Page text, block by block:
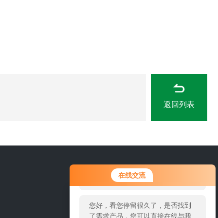
在线交流
您好！欢迎前来咨询，很高兴为您
服务，请问您要咨询什么问题呢？
您好，看您停留很久了，是否找到
了需求产品，您可以直接在线与我
返回列表
15666889815